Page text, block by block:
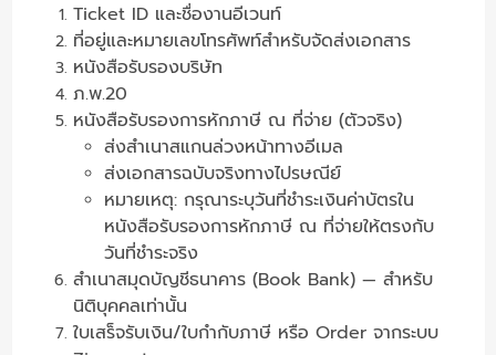
Ticket ID และชื่องานอีเวนท์
ที่อยู่และหมายเลขโทรศัพท์สำหรับจัดส่งเอกสาร
หนังสือรับรองบริษัท
ภ.พ.20
หนังสือรับรองการหักภาษี ณ ที่จ่าย (ตัวจริง)
ส่งสำเนาสแกนล่วงหน้าทางอีเมล
ส่งเอกสารฉบับจริงทางไปรษณีย์
หมายเหตุ: กรุณาระบุวันที่ชำระเงินค่าบัตรใน
หนังสือรับรองการหักภาษี ณ ที่จ่ายให้ตรงกับ
วันที่ชำระจริง
สำเนาสมุดบัญชีธนาคาร (Book Bank) — สำหรับ
นิติบุคคลเท่านั้น
ใบเสร็จรับเงิน/ใบกำกับภาษี หรือ Order จากระบบ